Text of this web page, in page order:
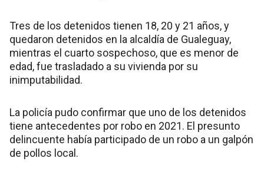
Tres de los detenidos tienen 18, 20 y 21 años, y
quedaron detenidos en la alcaldía de Gualeguay,
mientras el cuarto sospechoso, que es menor de
edad, fue trasladado a su vivienda por su
inimputabilidad.
La policía pudo confirmar que uno de los detenidos
tiene antecedentes por robo en 2021. El presunto
delincuente había participado de un robo a un galpón
de pollos local.